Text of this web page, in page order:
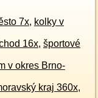
7x, kolky v
16x, športové
v okres Brno-
kraj 360x,